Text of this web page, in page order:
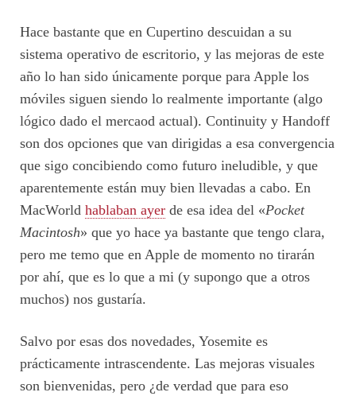
Hace bastante que en Cupertino descuidan a su
sistema operativo de escritorio, y las mejoras de este
año lo han sido únicamente porque para Apple los
móviles siguen siendo lo realmente importante (algo
lógico dado el mercaod actual). Continuity y Handoff
son dos opciones que van dirigidas a esa convergencia
que sigo concibiendo como futuro ineludible, y que
aparentemente están muy bien llevadas a cabo. En
MacWorld hablaban ayer de esa idea del «Pocket
Macintosh» que yo hace ya bastante que tengo clara,
pero me temo que en Apple de momento no tirarán
por ahí, que es lo que a mi (y supongo que a otros
muchos) nos gustaría.
Salvo por esas dos novedades, Yosemite es
prácticamente intrascendente. Las mejoras visuales
son bienvenidas, pero ¿de verdad que para eso